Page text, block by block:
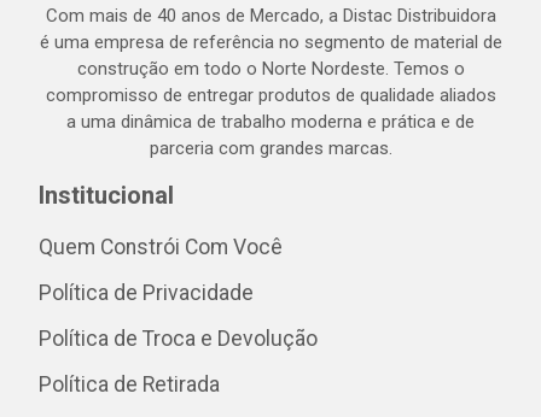
Com mais de 40 anos de Mercado, a Distac Distribuidora
é uma empresa de referência no segmento de material de
construção em todo o Norte Nordeste. Temos o
compromisso de entregar produtos de qualidade aliados
a uma dinâmica de trabalho moderna e prática e de
parceria com grandes marcas.
Institucional
Quem Constrói Com Você
Política de Privacidade
Política de Troca e Devolução
Política de Retirada